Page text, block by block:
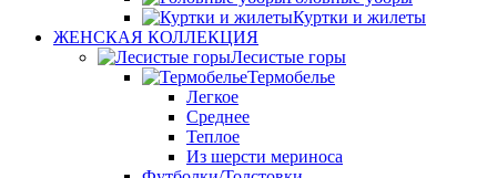
Куртки и жилеты
ЖЕНСКАЯ КОЛЛЕКЦИЯ
Лесистые горы
Термобелье
Легкое
Среднее
Теплое
Из шерсти мериноса